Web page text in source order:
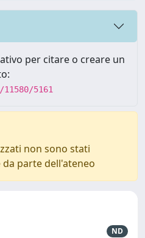
per citare o creare un
5161
non sono stati
parte dell'ateneo
ND